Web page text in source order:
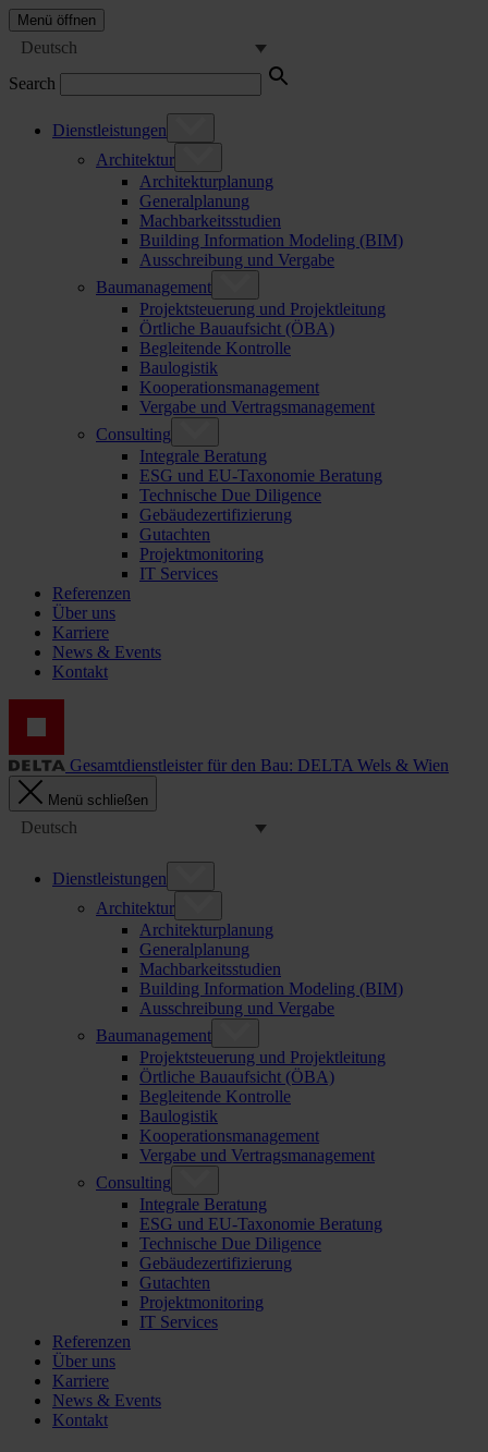
Menü öffnen
Deutsch
Search
Dienstleistungen
Architektur
Architekturplanung
Generalplanung
Machbarkeitsstudien
Building Information Modeling (BIM)
Ausschreibung und Vergabe
Baumanagement
Projektsteuerung und Projektleitung
Örtliche Bauaufsicht (ÖBA)
Begleitende Kontrolle
Baulogistik
Kooperationsmanagement
Vergabe und Vertragsmanagement
Consulting
Integrale Beratung
ESG und EU-Taxonomie Beratung
Technische Due Diligence
Gebäudezertifizierung
Gutachten
Projektmonitoring
IT Services
Referenzen
Über uns
Karriere
News & Events
Kontakt
Gesamtdienstleister für den Bau: DELTA Wels & Wien
Menü schließen
Deutsch
Dienstleistungen
Architektur
Architekturplanung
Generalplanung
Machbarkeitsstudien
Building Information Modeling (BIM)
Ausschreibung und Vergabe
Baumanagement
Projektsteuerung und Projektleitung
Örtliche Bauaufsicht (ÖBA)
Begleitende Kontrolle
Baulogistik
Kooperationsmanagement
Vergabe und Vertragsmanagement
Consulting
Integrale Beratung
ESG und EU-Taxonomie Beratung
Technische Due Diligence
Gebäudezertifizierung
Gutachten
Projektmonitoring
IT Services
Referenzen
Über uns
Karriere
News & Events
Kontakt